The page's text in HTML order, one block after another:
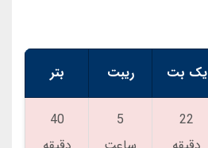
یک بت ریبت بتر
22
5
40